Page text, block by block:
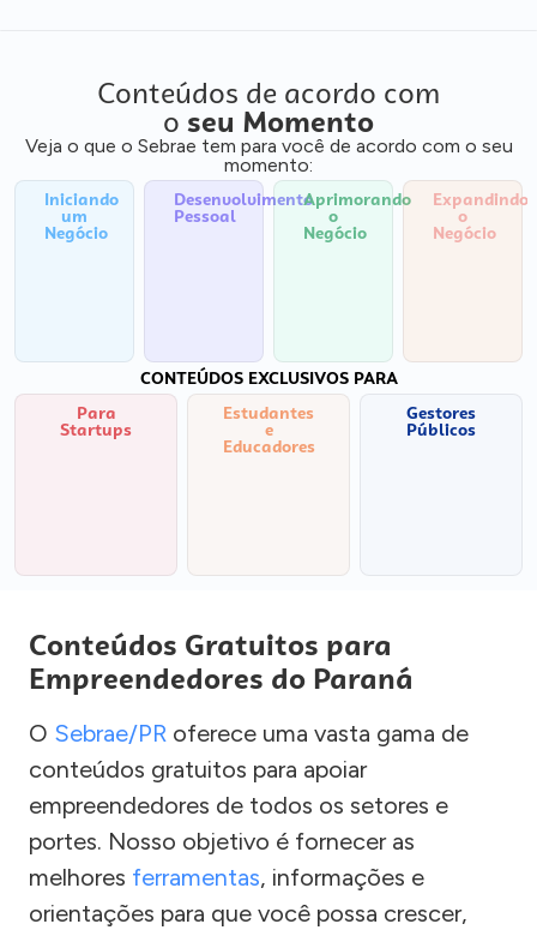
Conteúdos de acordo com
o seu Momento
Veja o que o Sebrae tem para você de acordo com o seu
momento:
Iniciando
um
Negócio
Desenvolvimento
Pessoal
Aprimorando
o
Negócio
Expandindo
o
Negócio
CONTEÚDOS EXCLUSIVOS PARA
Para
Startups
Estudantes
e
Educadores
Gestores
Públicos
Conteúdos Gratuitos para
Empreendedores do Paraná
O Sebrae/PR oferece uma vasta gama de
conteúdos gratuitos para apoiar
empreendedores de todos os setores e
portes. Nosso objetivo é fornecer as
melhores ferramentas, informações e
orientações para que você possa crescer,